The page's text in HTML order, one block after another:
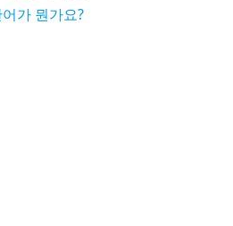
가 뭔가요?